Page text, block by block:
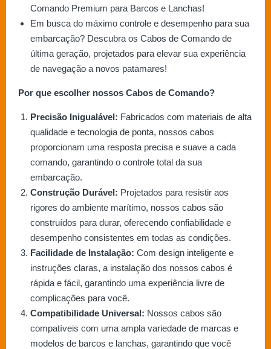
Comando Premium para Barcos e Lanchas!
Em busca do máximo controle e desempenho para sua
embarcação? Descubra os Cabos de Comando de
última geração, projetados para elevar sua experiência
de navegação a novos patamares!
Por que escolher nossos Cabos de Comando?
Precisão Inigualável: Fabricados com materiais de alta
qualidade e tecnologia de ponta, nossos cabos
proporcionam uma resposta precisa e suave a cada
comando, garantindo o controle total da sua
embarcação.
Construção Durável: Projetados para resistir aos
rigores do ambiente marítimo, nossos cabos são
construídos para durar, oferecendo confiabilidade e
desempenho consistentes em todas as condições.
Facilidade de Instalação: Com design inteligente e
instruções claras, a instalação dos nossos cabos é
rápida e fácil, garantindo uma experiência livre de
complicações para você.
Compatibilidade Universal: Nossos cabos são
compatíveis com uma ampla variedade de marcas e
modelos de barcos e lanchas, garantindo que você